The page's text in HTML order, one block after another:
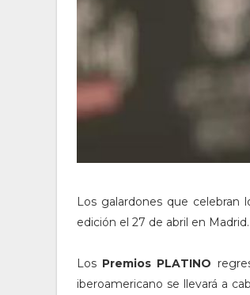
Los galardones que
edición el 27 de abril en Madrid.
Los Premios PLATINO
iberoamericano se llevará a